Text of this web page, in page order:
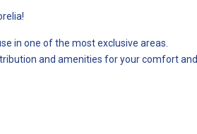
in one of the most exclusive areas.
and amenities for your comfort and